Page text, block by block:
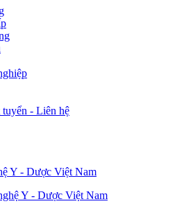
- Liên hệ
Y - Dược Việt Nam